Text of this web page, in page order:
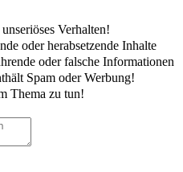
Verhalten!
oder herabsetzende Inhalte
oder falsche Informationen
Spam oder Werbung!
Thema zu tun!